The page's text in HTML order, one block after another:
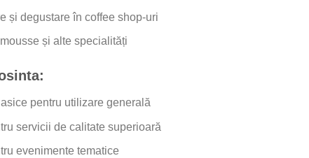
și degustare în coffee shop-uri
și alte specialități
pentru utilizare generală
servicii de calitate superioară
evenimente tematice